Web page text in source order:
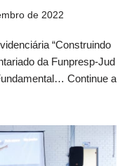
de 2022
“Construindo
da Funpresp-Jud
Continue a